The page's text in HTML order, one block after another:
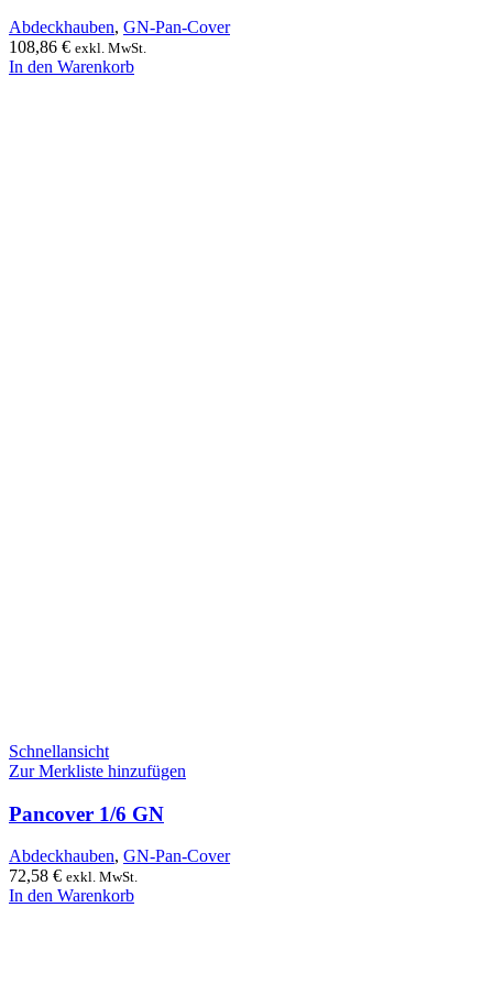
Abdeckhauben, GN-Pan-Cover
108,86 € exkl. MwSt.
In den Warenkorb
Schnellansicht
Zur Merkliste hinzufügen
Pancover 1/6 GN
Abdeckhauben, GN-Pan-Cover
72,58 € exkl. MwSt.
In den Warenkorb